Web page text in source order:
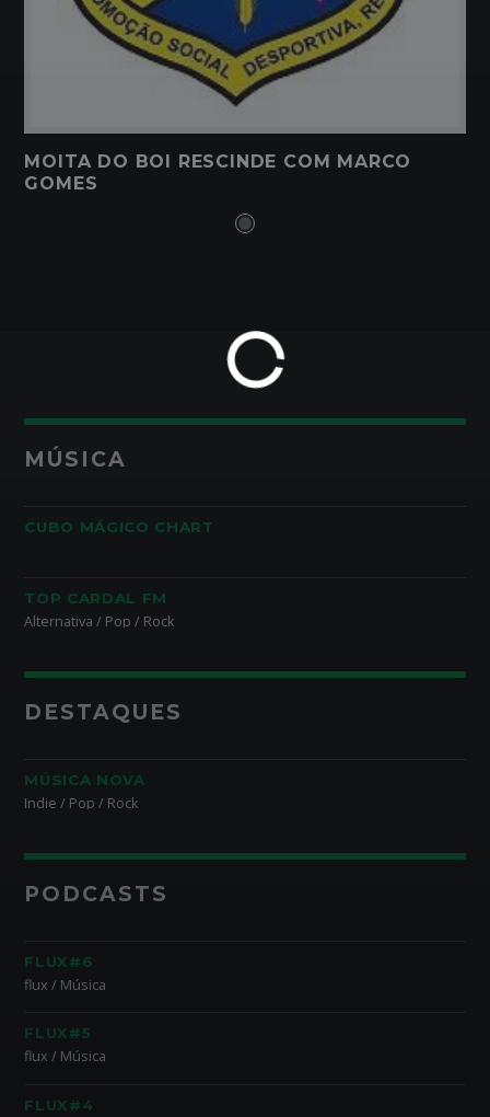
MOITA DO BOI RESCINDE COM MARCO
GOMES
MÚSICA
CUBO MÁGICO CHART
TOP CARDAL FM
Alternativa / Pop / Rock
DESTAQUES
MÚSICA NOVA
Indie / Pop / Rock
PODCASTS
FLUX#6
flux / Música
FLUX#5
flux / Música
FLUX#4